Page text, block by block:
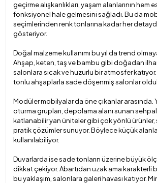
geçirme alışkanlıkları, yaşam alanlarının hem
fonksiyonel hale gelmesini sağladı. Bu da
seçimlerinden renk tonlarına kadar her
gösteriyor.
Doğal malzeme kullanımı bu yıl da trend
Ahşap, keten, taş ve bambu gibi doğadan
salonlara sıcak ve huzurlu bir atmosfer
tonlu ahşaplarla sade döşenmiş salonlar
Modüler mobilyalar da öne çıkanlar arasında.
oturma grupları, depolama alanı sunan
katlanabilir yan üniteler gibi çok yönlü ürünler,
pratik çözümler sunuyor. Böylece küçük
kullanılabiliyor.
Duvarlarda ise sade tonların üzerine büyük
dikkat çekiyor. Abartıdan uzak ama karakterli
bu yaklaşım, salonlara galeri havası katıyor.